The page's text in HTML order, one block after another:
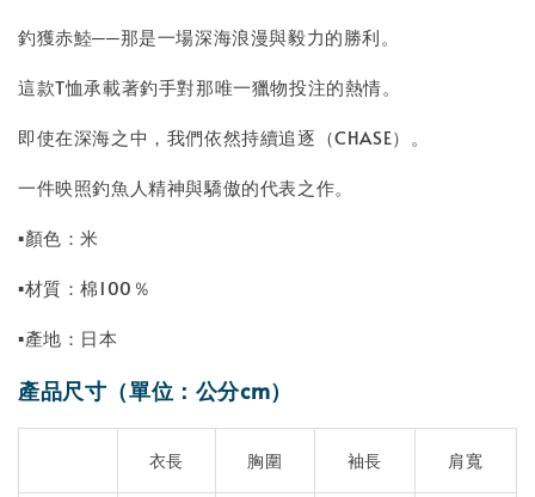
釣獲赤鯥──那是一場深海浪漫與毅力的勝利。
這款T恤承載著釣手對那唯一獵物投注的熱情。
即使在深海之中，我們依然持續追逐（CHASE）。
一件映照釣魚人精神與驕傲的代表之作。
▪顏色：米
▪材質：棉100％
▪產地：日本
產品尺寸（單位：公分cm）
衣長 胸圍 袖長 肩寬